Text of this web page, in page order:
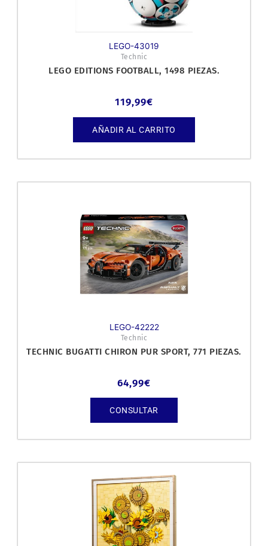
LEGO-43019
Technic
LEGO EDITIONS FOOTBALL, 1498 PIEZAS.
119,99€
AÑADIR AL CARRITO
LEGO-42222
Technic
TECHNIC BUGATTI CHIRON PUR SPORT, 771 PIEZAS.
64,99€
CONSULTAR